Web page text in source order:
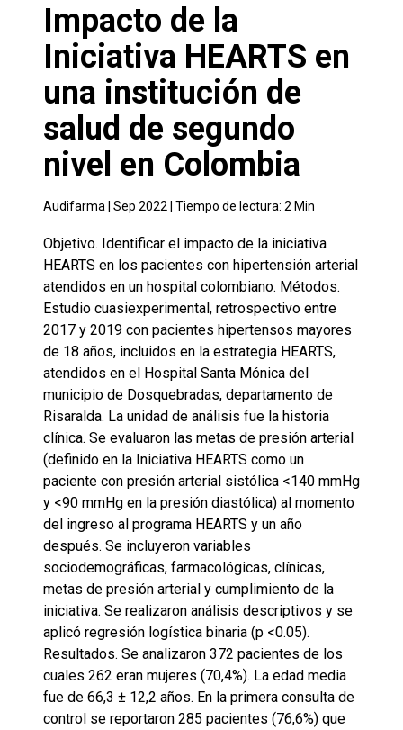
Impacto de la
Iniciativa HEARTS en
una institución de
salud de segundo
nivel en Colombia
Audifarma | Sep 2022 | Tiempo de lectura: 2 Min
Objetivo. Identificar el impacto de la iniciativa
HEARTS en los pacientes con hipertensión arterial
atendidos en un hospital colombiano. Métodos.
Estudio cuasiexperimental, retrospectivo entre
2017 y 2019 con pacientes hipertensos mayores
de 18 años, incluidos en la estrategia HEARTS,
atendidos en el Hospital Santa Mónica del
municipio de Dosquebradas, departamento de
Risaralda. La unidad de análisis fue la historia
clínica. Se evaluaron las metas de presión arterial
(definido en la Iniciativa HEARTS como un
paciente con presión arterial sistólica <140 mmHg
y <90 mmHg en la presión diastólica) al momento
del ingreso al programa HEARTS y un año
después. Se incluyeron variables
sociodemográficas, farmacológicas, clínicas,
metas de presión arterial y cumplimiento de la
iniciativa. Se realizaron análisis descriptivos y se
aplicó regresión logística binaria (p <0.05).
Resultados. Se analizaron 372 pacientes de los
cuales 262 eran mujeres (70,4%). La edad media
fue de 66,3 ± 12,2 años. En la primera consulta de
control se reportaron 285 pacientes (76,6%) que